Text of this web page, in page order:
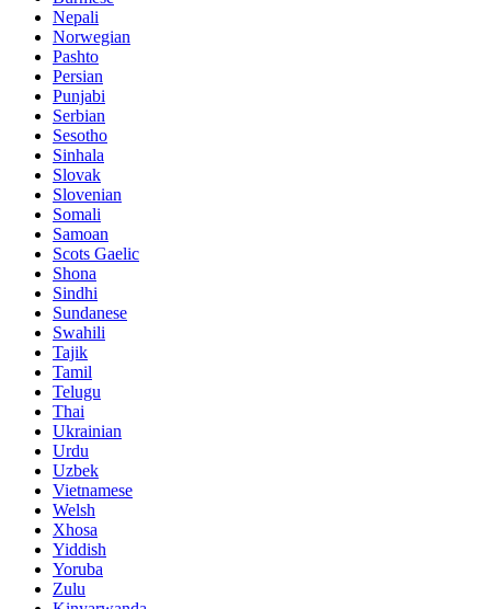
Nepali
Norwegian
Pashto
Persian
Punjabi
Serbian
Sesotho
Sinhala
Slovak
Slovenian
Somali
Samoan
Scots Gaelic
Shona
Sindhi
Sundanese
Swahili
Tajik
Tamil
Telugu
Thai
Ukrainian
Urdu
Uzbek
Vietnamese
Welsh
Xhosa
Yiddish
Yoruba
Zulu